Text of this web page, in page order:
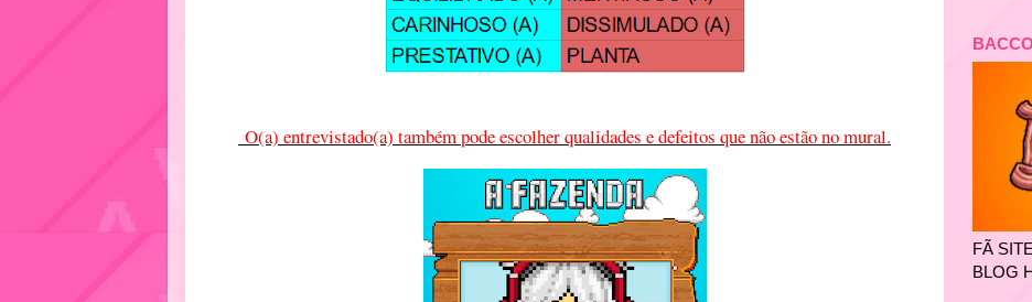
O(a) entrevistado(a) também pode escolher qualidades e defeitos que não estão no mural.
FÃ
BLOG